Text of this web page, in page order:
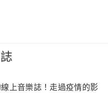
上音樂誌！走過疫情的影